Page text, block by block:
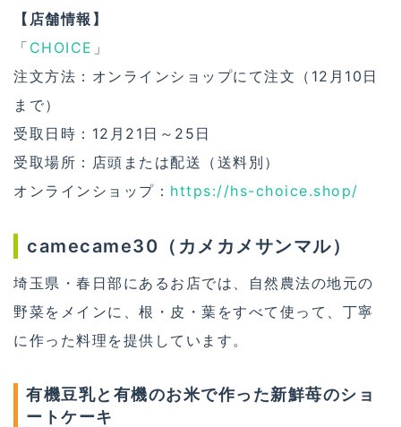
【店舗情報】
「 CHOICE 」
注文方法：オンラインショップにて注文（12月10日
まで）
受取日時：12月21日～25日
受取場所：店頭または配送（送料別）
オンラインショップ： https://hs-choice.shop/
camecame30（カメカメサンマル）
埼玉県・春日部にあるお店では、自然農法の地元の
野菜をメインに、根・皮・葉をすべて使って、丁寧
に作った料理を提供しています。
有機豆乳と有機のお米で作った新鮮苺のショ
ートケーキ